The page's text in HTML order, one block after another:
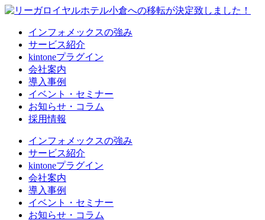
インフォメックスの強み
サービス紹介
kintoneプラグイン
会社案内
導入事例
イベント・セミナー
お知らせ・コラム
採用情報
インフォメックスの強み
サービス紹介
kintoneプラグイン
会社案内
導入事例
イベント・セミナー
お知らせ・コラム